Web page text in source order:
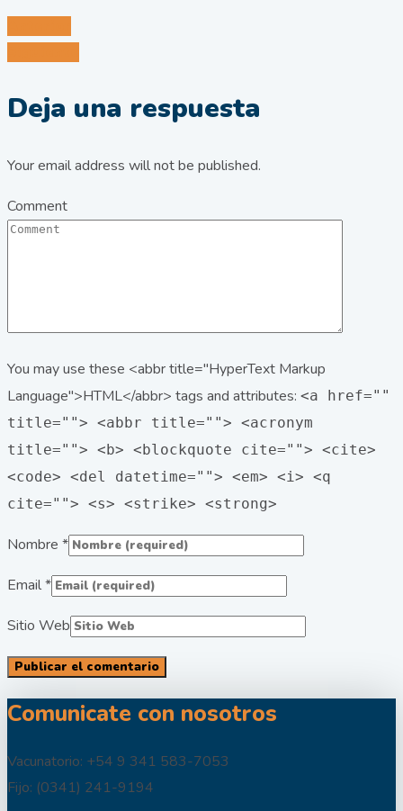
Deja una respuesta
Your email address will not be published.
Comment
You may use these <abbr title="HyperText Markup
Language">HTML</abbr> tags and attributes: <a href=""
title=""> <abbr title=""> <acronym
title=""> <b> <blockquote cite=""> <cite>
<code> <del datetime=""> <em> <i> <q
cite=""> <s> <strike> <strong>
Nombre *
Email*
Sitio Web
Comunicate con nosotros
Vacunatorio: +54 9 341 583-7053
Fijo: (0341) 241-9194